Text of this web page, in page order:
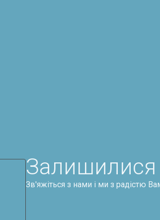
Залишилися
Зв'яжіться з нами і ми з радістю